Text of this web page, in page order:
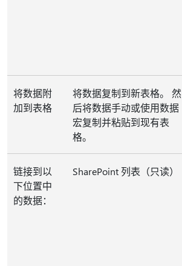
将数据附
加到表格
将数据复制到新表格。 然
后将数据手动或使用数据
宏复制并粘贴到现有表
格。
链接到以
下位置中
的数据：
SharePoint 列表（只读）